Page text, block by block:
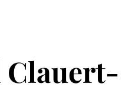
Clauert-